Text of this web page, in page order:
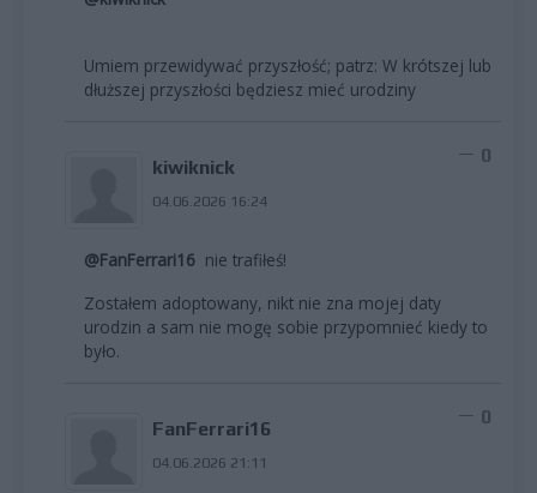
Umiem przewidywać przyszłość; patrz: W krótszej lub
dłuższej przyszłości będziesz mieć urodziny
kiwiknick
04.06.2026 16:24
0
@FanFerrari16 nie trafiłeś!
Zostałem adoptowany, nikt nie zna mojej daty
urodzin a sam nie mogę sobie przypomnieć kiedy to
było.
FanFerrari16
04.06.2026 21:11
0